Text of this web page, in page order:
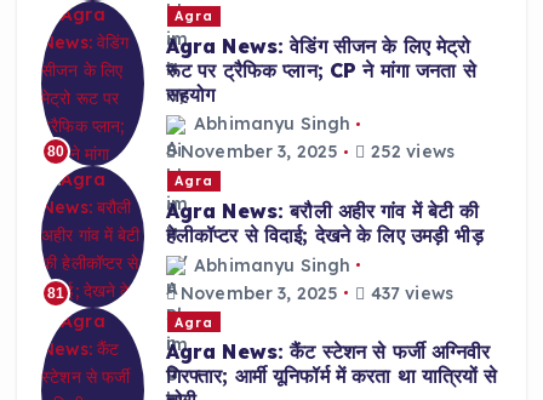
80
Agra
Agra News: वेडिंग सीजन के लिए मेट्रो
रूट पर ट्रैफिक प्लान; CP ने मांगा जनता से
सहयोग
Abhimanyu Singh
November 3, 2025
252 views
81
Agra
Agra News: बरौली अहीर गांव में बेटी की
हेलीकॉप्टर से विदाई; देखने के लिए उमड़ी भीड़
Abhimanyu Singh
November 3, 2025
437 views
Agra
Agra News: कैंट स्टेशन से फर्जी अग्निवीर
गिरफ्तार; आर्मी यूनिफॉर्म में करता था यात्रियों से